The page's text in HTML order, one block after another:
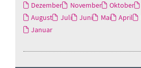
Dezember November Oktober
August
Juli Juni Mai April
Januar